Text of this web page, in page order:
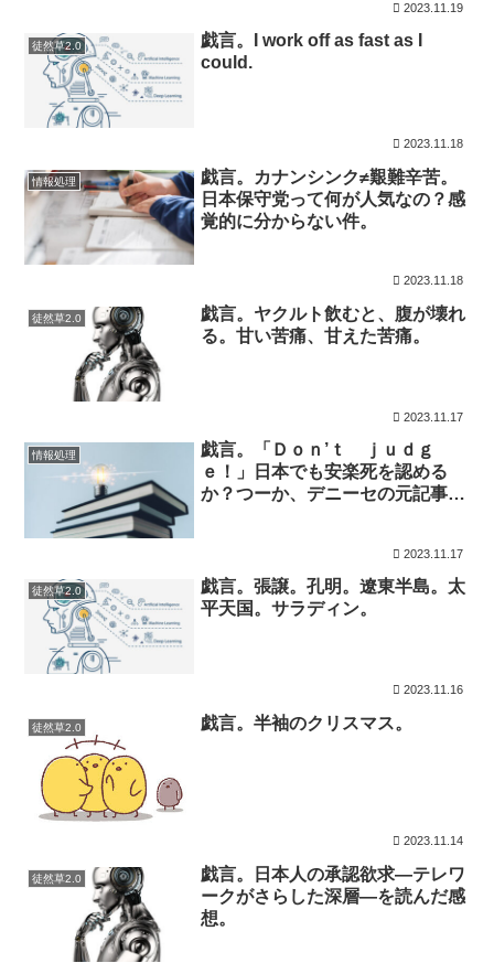
2023.11.19
徒然草2.0
戯言。I work off as fast as I
could.
2023.11.18
情報処理
戯言。カナンシンク≠艱難辛苦。
日本保守党って何が人気なの？感
覚的に分からない件。
2023.11.18
徒然草2.0
戯言。ヤクルト飲むと、腹が壊れ
る。甘い苦痛、甘えた苦痛。
2023.11.17
情報処理
戯言。「Ｄｏｎ’ｔ ｊｕｄｇ
ｅ！」日本でも安楽死を認める
か？つーか、デニーセの元記事が
2023.11.17
徒然草2.0
戯言。張譲。孔明。遼東半島。太
平天国。サラディン。
2023.11.16
徒然草2.0 戯言。半袖のクリスマス。
2023.11.14
徒然草2.0
戯言。日本人の承認欲求―テレワ
ークがさらした深層―を読んだ感
想。